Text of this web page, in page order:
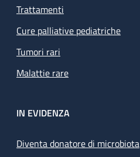
Trattamenti
Cure palliative pediatriche
Tumori rari
Malattie rare
IN EVIDENZA
Diventa donatore di microbiota